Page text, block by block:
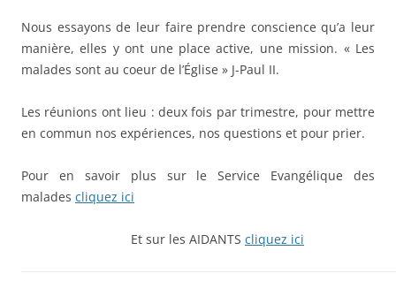
Nous essayons de leur faire prendre conscience qu’a leur
manière, elles y ont une place active, une mission. « Les
malades sont au coeur de l’Église » J-Paul II.
Les réunions ont lieu : deux fois par trimestre, pour mettre
en commun nos expériences, nos questions et pour prier.
Pour en savoir plus sur le Service Evangélique des
malades cliquez ici
Et sur les AIDANTS cliquez ici